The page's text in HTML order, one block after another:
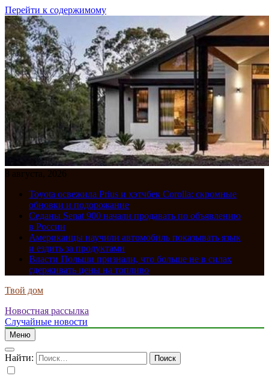
Перейти к содержимому
8 августа, 2026
Toyota освежила Prius и хэтчбек Corolla: скромные
обновки и подорожание
Седаны Senat 900 начали продавать по объявлению
в России
Американцы научили автомобиль показывать язык
и ездить за продуктами
Власти Польши признали, что больше не в силах
сдерживать цены на топливо
Твой дом
Новостная рассылка
Случайные новости
Меню
Найти: